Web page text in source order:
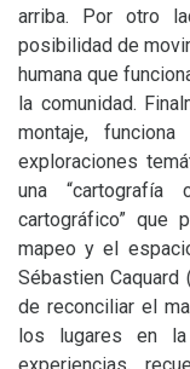
arriba. Por otro
posibilidad de
humana que
la comunidad.
montaje,
exploraciones
una “cartografía
cartográfico” que
mapeo y el
Sébastien
de reconciliar el
los lugares en